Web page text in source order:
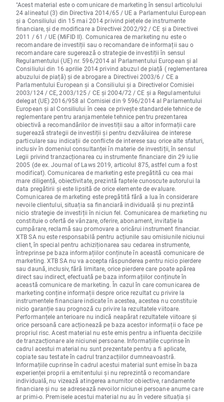
"Acest material este o comunicare de marketing în sensul articolului
24 alineatul (3) din Directiva 2014/65 / UE a Parlamentului European
și a Consiliului din 15 mai 2014 privind piețele de instrumente
financiare, și de modificare a Directivei 2002/92 / CE și a Directivei
2011 / 61 / UE (MiFID II). Comunicarea de marketing nu este o
recomandare de investiții sau o recomandare de informații sau o
recomandare care sugerează o strategie de investiții în sensul
Regulamentului (UE) nr. 596/2014 al Parlamentului European și al
Consiliului din 16 aprilie 2014 privind abuzul de piață ( reglementarea
abuzului de piață) și de abrogare a Directivei 2003/6 / CE a
Parlamentului European și a Consiliului și a Directivelor Comisiei
2003/124 / CE, 2003/125 / CE și 2004/72 / CE și a Regulamentului
delegat (UE) 2016/958 al Comisiei din 9 596/2014 al Parlamentului
European și al Consiliului în ceea ce privește standardele tehnice de
reglementare pentru aranjamentele tehnice pentru prezentarea
obiectivă a recomandărilor de investiții sau a altor informații care
sugerează strategii de investiții și pentru dezvăluirea de interese
particulare sau indicații de conflicte de interese sau orice alte sfaturi,
inclusiv în domeniul consultanței în materie de investiții, în sensul
Legii privind tranzacționarea cu instrumente financiare din 29 iulie
2005 (de ex. Journal of Laws 2019, articolul 875, astfel cum a fost
modificat). Comunicarea de marketing este pregătită cu cea mai
mare diligență, obiectivitate, prezintă faptele cunoscute autorului la
data pregătirii și este lipsită de orice elemente de evaluare.
Comunicarea de marketing este pregătită fără a lua în considerare
nevoile clientului, situația sa financiară individuală și nu prezintă
nicio strategie de investiții în niciun fel. Comunicarea de marketing nu
constituie o ofertă de vânzare, oferire, abonament, invitație la
cumpărare, reclamă sau promovare a oricărui instrument financiar.
XTB SA nu este responsabilă pentru acțiunile sau omisiunile niciunui
client, în special pentru achiziționarea sau cedarea instrumente,
întreprinse pe baza informațiilor conținute în această comunicare de
marketing. XTB SA nu va accepta răspunderea pentru nicio pierdere
sau daună, inclusiv, fără limitare, orice pierdere care poate apărea
direct sau indirect, efectuată pe baza informațiilor conținute în
această comunicare de marketing. În cazul în care comunicarea de
marketing conține informații despre orice rezultat cu privire la
instrumentele financiare indicate în acestea, acestea nu constituie
nicio garanție sau prognoză cu privire la rezultatele viitoare.
Performanțele anterioare nu indică neapărat rezultatele viitoare și
orice persoană care acționează pe baza acestor informații o face pe
propriul risc. Acest material nu este emis pentru a influenta deciziile
de tranzacționare ale niciunei persoane. Informațiile cuprinse în
cadrul acestui material nu sunt prezentate pentru a fi aplicate,
copiate sau testate în cadrul tranzacțiilor dumneavoastră.
Informațiile cuprinse în cadrul acestui material sunt emise în baza
experienței proprii a emitentului și nu reprezintă o recomandare
individuală, nu vizează atingerea anumitor obiective, randamente
financiare și nu se adresează nevoilor niciunei persoane anume care
ar primi-o. Premisele acestui material nu au în vedere situația și